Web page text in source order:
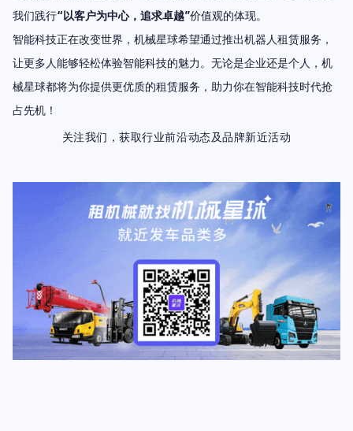
我们践行“以客户为中心，追求卓越”价值观的体现。
智能科技正在改变世界，机械星球希望通过推出机器人租赁服务，
让更多人能够轻松体验智能科技的魅力。无论是企业还是个人，机
械星球都将为你提供更优质的租赁服务，助力你在智能科技时代抢
占先机！
关注我们，获取行业前沿动态及品牌新近活动